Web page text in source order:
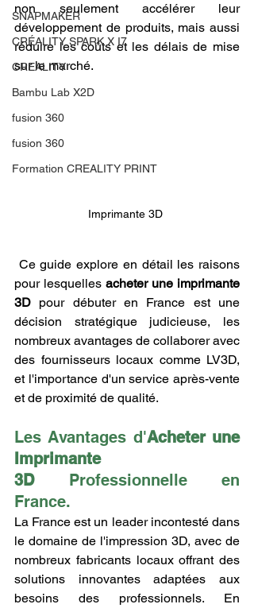
SNAPMAKER
CRÉALITY SPARK X I7
CREALITY
Bambu Lab X2D
fusion 360
fusion 360
Formation CREALITY PRINT
non seulement accélérer leur
développement de produits, mais aussi
réduire les coûts et les délais de mise
sur le marché.
Imprimante 3D
pour lesquelles acheter une imprimante
3D pour débuter en France est une
décision stratégique judicieuse, les
nombreux avantages de collaborer avec
des fournisseurs locaux comme LV3D,
et l'importance d'un service après-vente
et de proximité de qualité.
Les Avantages d'Acheter une
Imprimante
3D Professionnelle en
France.
La France est un leader incontesté dans
le domaine de l'impression 3D, avec de
nombreux fabricants locaux offrant des
solutions innovantes adaptées aux
besoins des professionnels. En